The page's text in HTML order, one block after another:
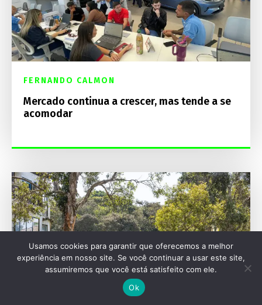
FERNANDO CALMON
Mercado continua a crescer, mas tende a se
acomodar
Usamos cookies para garantir que oferecemos a melhor
experiência em nosso site. Se você continuar a usar este site,
assumiremos que você está satisfeito com ele.
Ok